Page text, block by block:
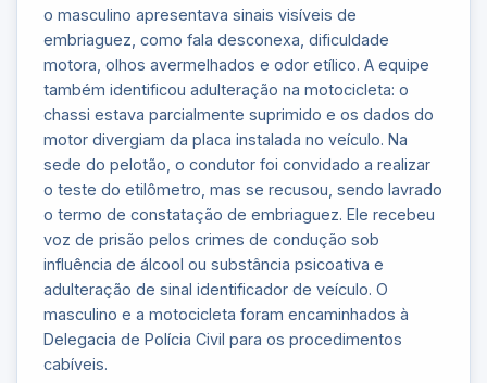
o masculino apresentava sinais visíveis de
embriaguez, como fala desconexa, dificuldade
motora, olhos avermelhados e odor etílico. A equipe
também identificou adulteração na motocicleta: o
chassi estava parcialmente suprimido e os dados do
motor divergiam da placa instalada no veículo. Na
sede do pelotão, o condutor foi convidado a realizar
o teste do etilômetro, mas se recusou, sendo lavrado
o termo de constatação de embriaguez. Ele recebeu
voz de prisão pelos crimes de condução sob
influência de álcool ou substância psicoativa e
adulteração de sinal identificador de veículo. O
masculino e a motocicleta foram encaminhados à
Delegacia de Polícia Civil para os procedimentos
cabíveis.